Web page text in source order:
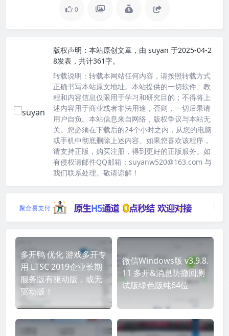
0
版权声明： 本站原创文章，由 suyan 于2025-04-2
8发表，共计361字。
转载说明： 转载本网站任何内容，请按照转载方式
正确书写本站原文地址。本站提供的一切软件、教
程和内容信息仅限用于学习和研究目的；不得将上
述内容用于商业或者非法用途，否则，一切后果请
用户自负。本站信息来自网络，版权争议与本站无
关。您必须在下载后的24个小时之内，从您的电脑
或手机中彻底删除上述内容。如果您喜欢该程序，
请支持正版，购买注册，得到更好的正版服务。如
有侵权请邮件QQ邮箱：suyanw520@163.com 与
我们联系处理。敬请谅解！
多开鸭 优化 游戏多开专
用 LTSC 2019企业长期
服务版有驱动版，或无
驱动版！
微信Windows版 v3.9.8.
11 多开&消息防撤回测
试版绿色版纯64位